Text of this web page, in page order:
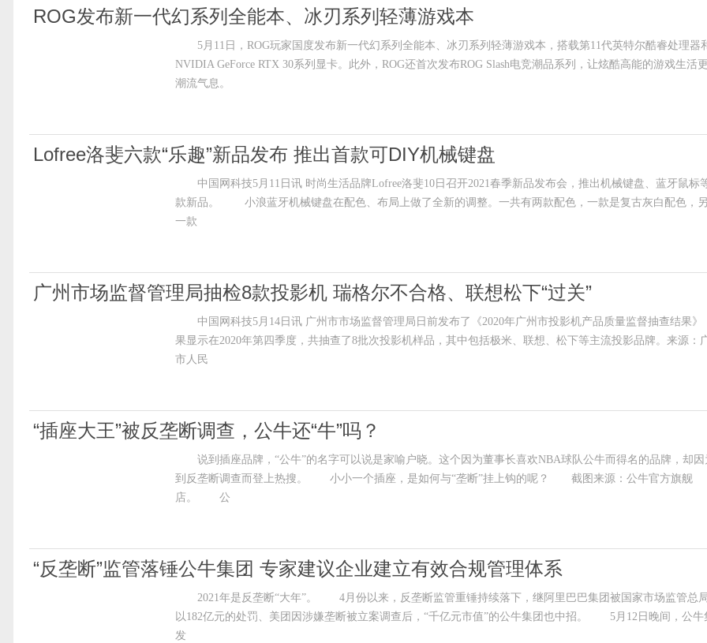
ROG发布新一代幻系列全能本、冰刃系列轻薄游戏本
5月11日，ROG玩家国度发布新一代幻系列全能本、冰刃系列轻薄游戏本，搭载第11代英特尔酷睿处理器
NVIDIA GeForce RTX 30系列显卡。此外，ROG还首次发布ROG Slash电竞潮品系列，让炫酷高能的游戏生活
潮流气息。
Lofree洛斐六款“乐趣”新品发布 推出首款可DIY机械键盘
中国网科技5月11日讯 时尚生活品牌Lofree洛斐10日召开2021春季新品发布会，推出机械键盘、蓝牙鼠标
款新品。 小浪蓝牙机械键盘在配色、布局上做了全新的调整。一共有两款配色，一款是复古灰白配色，
一款
广州市场监督管理局抽检8款投影机 瑞格尔不合格、联想松下“过关”
中国网科技5月14日讯 广州市市场监督管理局日前发布了《2020年广州市投影机产品质量监督抽查结果》
果显示在2020年第四季度，共抽查了8批次投影机样品，其中包括极米、联想、松下等主流投影品牌。来源：
市人民
“插座大王”被反垄断调查，公牛还“牛”吗？
说到插座品牌，“公牛”的名字可以说是家喻户晓。这个因为董事长喜欢NBA球队公牛而得名的品牌，却因
到反垄断调查而登上热搜。 小小一个插座，是如何与“垄断”挂上钩的呢？ 截图来源：公牛官方旗舰
店。 公
“反垄断”监管落锤公牛集团 专家建议企业建立有效合规管理体系
2021年是反垄断“大年”。 4月份以来，反垄断监管重锤持续落下，继阿里巴巴集团被国家市场监管总
以182亿元的处罚、美团因涉嫌垄断被立案调查后，“千亿元市值”的公牛集团也中招。 5月12日晚间，公牛
发